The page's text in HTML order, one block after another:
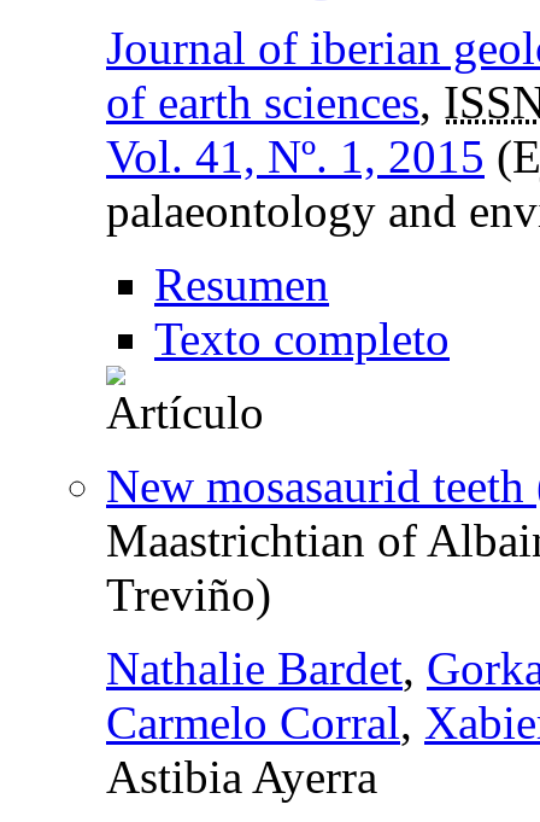
Journal of iberian
of earth sciences,
Vol. 41, Nº. 1, 2015
palaeontology and
Resumen
Texto completo
New mosasaurid
Maastrichtian of
Treviño)
Nathalie Bardet,
Carmelo Corral,
Astibia Ayerra